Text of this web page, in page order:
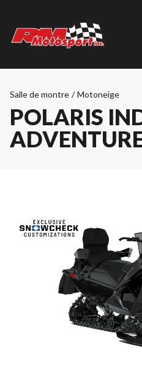
Salle de montre / Motoneige
POLARIS